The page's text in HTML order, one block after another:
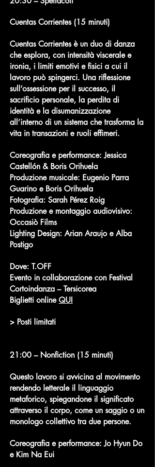
Cuentas Corrientes (15 minuti)
Cuentas Corrientes è un duo di danza
che esplora, con intensità viscerale e
ironia, i limiti emotivi e fisici a cui il
lavoro può spingerci. Una riflessione
sull’ossessione per il successo, il
sacrificio personale, la perdita di
identità e la disumanizzazione
all’interno di un sistema che trasforma la
vita in transazioni e ruoli effimeri.
Coreografia e performance: Jessica
Castellón & Boris Orihuela
Produzione musicale: Eugenio Parra
Guarino e Boris Orihuela
Fotografia: Sarah Pérez Roig
Produzione e montaggio audiovisivo:
Occasiò Films
Lighting Design: Arian Araujo e Alba
Postigo
Dove: T.OFF
Evento in collaborazione con Festival
Cortoindanza – Tersicorea
Biglietti onlineQUI
> Posti limitati
21:00 – Nonfiction (15 minuti)
Questo lavoro si avvicina al movimento
rendendo letterale il linguaggio
metaforico, spiegandone il significato
attraverso il corpo, come un saggio o un
monologo collettivo tra due persone.
Coreografia e performance: Jo Hyun Do
e Kim Na Eui